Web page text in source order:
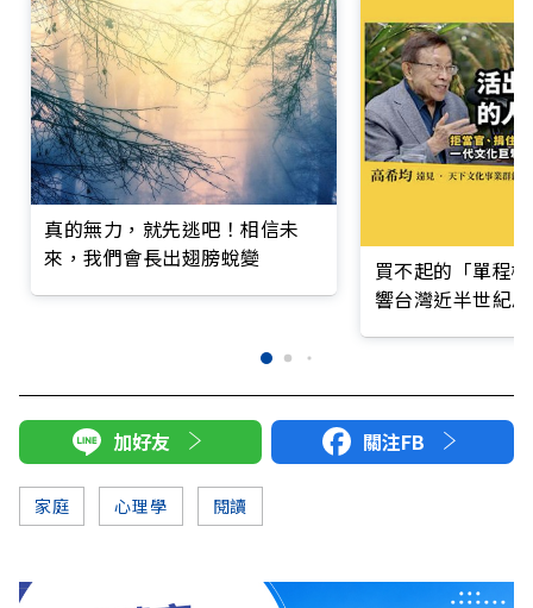
真的無力，就先逃吧！相信未
來，我們會長出翅膀蛻變
買不起的「單程
響台灣近半世紀
加好友 關注FB
家庭 心理學 閱讀